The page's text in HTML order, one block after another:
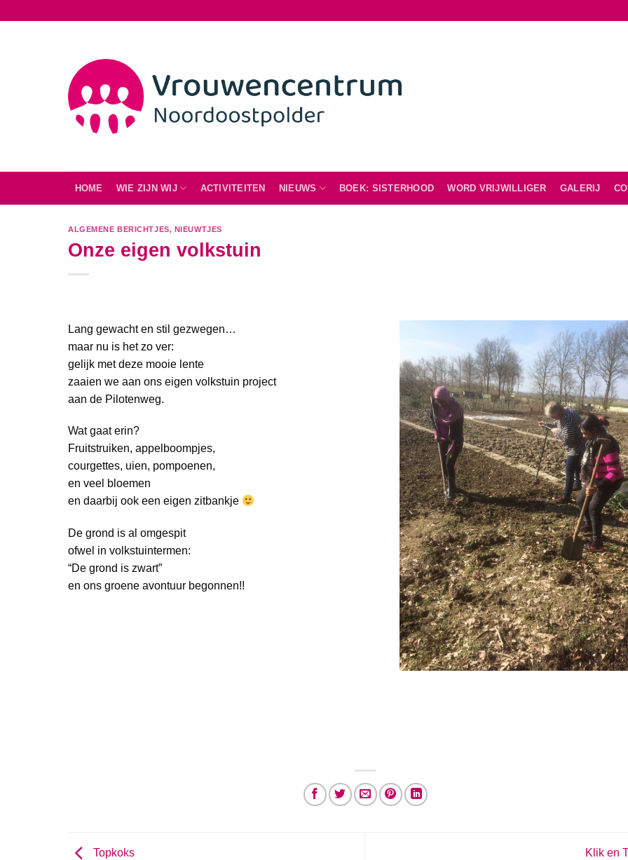
HOME WIE ZIJN WIJ ACTIVITEITEN NIEUWS BOEK: SISTERHOOD WORD VRIJWILLIGER GALERIJ
ALGEMENE BERICHTJES, NIEUWTJES
Onze eigen volkstuin
Lang gewacht en stil gezwegen…
maar nu is het zo ver:
gelijk met deze mooie lente
zaaien we aan ons eigen volkstuin project
aan de Pilotenweg.
Wat gaat erin?
Fruitstruiken, appelboompjes,
courgettes, uien, pompoenen,
en veel bloemen
en daarbij ook een eigen zitbankje
De grond is al omgespit
ofwel in volkstuintermen:
“De grond is zwart”
en ons groene avontuur begonnen!!
Topkoks Klik en